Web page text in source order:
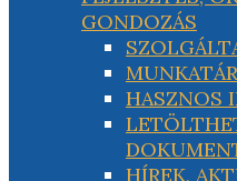
GONDOZÁS
HASZNOS
HÍREK,